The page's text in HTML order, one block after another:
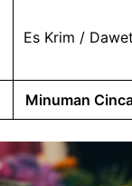
Es Krim /
Minuman